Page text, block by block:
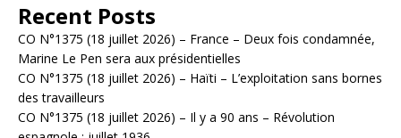
Recent Posts
CO N°1375 (18 juillet 2026) – France – Deux fois condamnée,
Marine Le Pen sera aux présidentielles
CO N°1375 (18 juillet 2026) – Haïti – L’exploitation sans bornes
des travailleurs
CO N°1375 (18 juillet 2026) – Il y a 90 ans – Révolution